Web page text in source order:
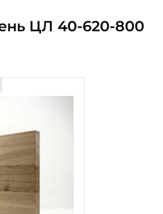
ЦЛ 40-620-800